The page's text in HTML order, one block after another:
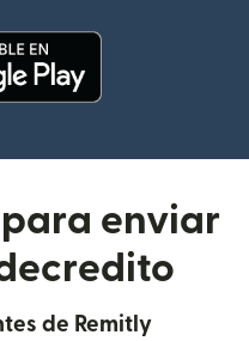
enviar
de Remitly